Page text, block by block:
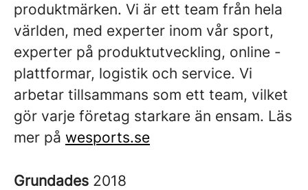
produktmärken. Vi är ett team från hela
världen, med experter inom vår sport,
experter på produktutveckling, online -
plattformar, logistik och service. Vi
arbetar tillsammans som ett team, vilket
gör varje företag starkare än ensam. Läs
mer på wesports.se
Grundades 2018